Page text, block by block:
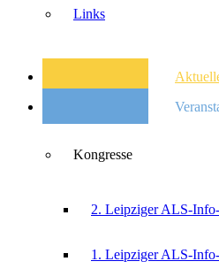
Links
Kongresse
2. Leipziger ALS-
1. Leipziger ALS-